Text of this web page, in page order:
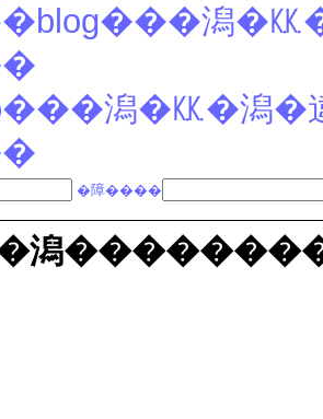
潟�㏍
潟�㏍�潟�
�障����
潟